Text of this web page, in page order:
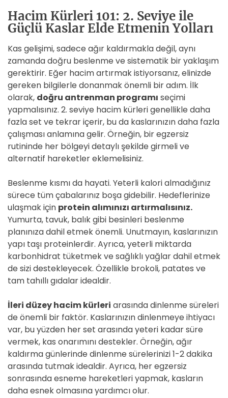
Hacim Kürleri 101: 2. Seviye ile
Güçlü Kaslar Elde Etmenin Yolları
Kas gelişimi, sadece ağır kaldırmakla değil, aynı
zamanda doğru beslenme ve sistematik bir yaklaşım
gerektirir. Eğer hacim artırmak istiyorsanız, elinizde
gereken bilgilerle donanmak önemli bir adım. İlk
olarak, doğru antrenman programı seçimi
yapmalısınız. 2. seviye hacim kürleri genellikle daha
fazla set ve tekrar içerir, bu da kaslarınızın daha fazla
çalışması anlamına gelir. Örneğin, bir egzersiz
rutininde her bölgeyi detaylı şekilde girmeli ve
alternatif hareketler eklemelisiniz.
Beslenme kısmı da hayati. Yeterli kalori almadığınız
sürece tüm çabalarınız boşa gidebilir. Hedeflerinize
ulaşmak için protein alımınızı artırmalısınız.
Yumurta, tavuk, balık gibi besinleri beslenme
planınıza dahil etmek önemli. Unutmayın, kaslarınızın
yapı taşı proteinlerdir. Ayrıca, yeterli miktarda
karbonhidrat tüketmek ve sağlıklı yağlar dahil etmek
de sizi destekleyecek. Özellikle brokoli, patates ve
tam tahıllı gıdalar idealdir.
İleri düzey hacim kürleri arasında dinlenme süreleri
de önemli bir faktör. Kaslarınızın dinlenmeye ihtiyacı
var, bu yüzden her set arasında yeteri kadar süre
vermek, kas onarımını destekler. Örneğin, ağır
kaldırma günlerinde dinlenme sürelerinizi 1-2 dakika
arasında tutmak idealdir. Ayrıca, her egzersiz
sonrasında esneme hareketleri yapmak, kasların
daha esnek olmasına yardımcı olur.